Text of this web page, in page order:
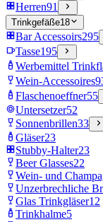
Herren91
Trinkgefäße18
Bar Accessoirs295
Tasse195
Werbemittel
Wein-Accessoires
Flaschenoeffner55
Untersetzer52
Sonnenbrillen33
Gläser23
Stubby-Halter23
Beer Glasses22
Wein- und
Unzerbrechliche
Glas Trinkgläser12
Trinkhalme5